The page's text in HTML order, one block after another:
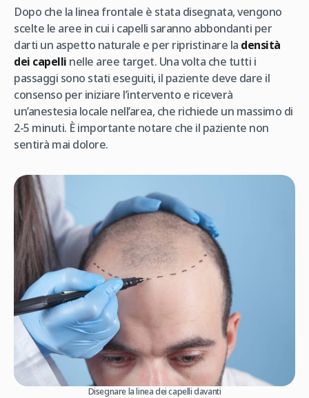
Dopo che la linea frontale è stata disegnata, vengono
scelte le aree in cui i capelli saranno abbondanti per
darti un aspetto naturale e per ripristinare la densità
dei capelli nelle aree target. Una volta che tutti i
passaggi sono stati eseguiti, il paziente deve dare il
consenso per iniziare l’intervento e riceverà
un’anestesia locale nell’area, che richiede un massimo di
2-5 minuti. È importante notare che il paziente non
sentirà mai dolore.
Disegnare la linea dei capelli davanti